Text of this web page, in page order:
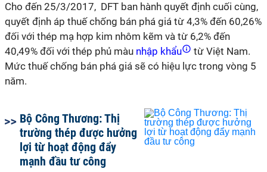
Cho đến 25/3/2017, DFT ban hành quyết định cuối cùng,
quyết định áp thuế chống bán phá giá từ 4,3% đến 60,26%
đối với thép mạ hợp kim nhôm kẽm và từ 6,2% đến
40,49% đối với thép phủ màu nhập khẩu
từ Việt Nam.
Mức thuế chống bán phá giá sẽ có hiệu lực trong vòng 5
năm.
Bộ Công Thương: Thị
trường thép được hưởng
lợi từ hoạt động đẩy
mạnh đầu tư công